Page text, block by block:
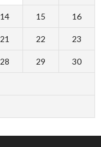
14 15 16
21 22 23
28 29 30